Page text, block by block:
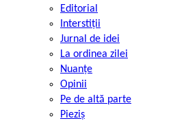
Editorial
Interstiții
Jurnal de idei
La ordinea zilei
Nuanțe
Opinii
Pe de altă parte
Pieziș